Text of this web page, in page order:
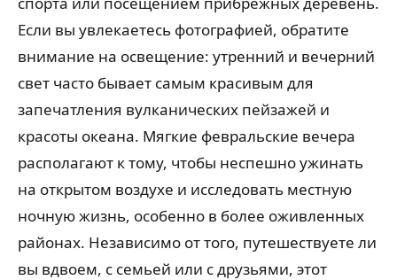
Если вы увлекаетесь фотографией, обратите
внимание на освещение: утренний и вечерний
свет часто бывает самым красивым для
запечатления вулканических пейзажей и
красоты океана. Мягкие февральские вечера
располагают к тому, чтобы неспешно ужинать
на открытом воздухе и исследовать местную
ночную жизнь, особенно в более оживленных
районах. Независимо от того, путешествуете ли
вы вдвоем, с семьей или с друзьями, этот